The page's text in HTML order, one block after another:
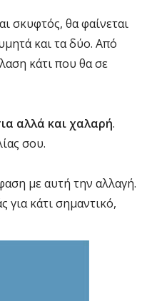
σκυφτός, θα φαίνεται
και τα δύο. Από
κάτι που θα σε
αλλά και χαλαρή.
σου.
με αυτή την αλλαγή.
για κάτι σημαντικό,